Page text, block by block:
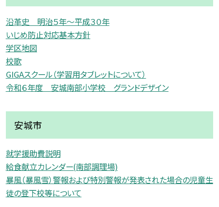
沿革史 明治５年〜平成３０年
いじめ防止対応基本方針
学区地図
校歌
GIGAスクール（学習用タブレットについて）
令和６年度 安城南部小学校 グランドデザイン
安城市
就学援助費説明
給食献立カレンダー(南部調理場)
暴風（暴風雪）警報および特別警報が発表された場合の児童生
徒の登下校等について